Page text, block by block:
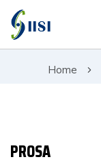
Home
PROSA